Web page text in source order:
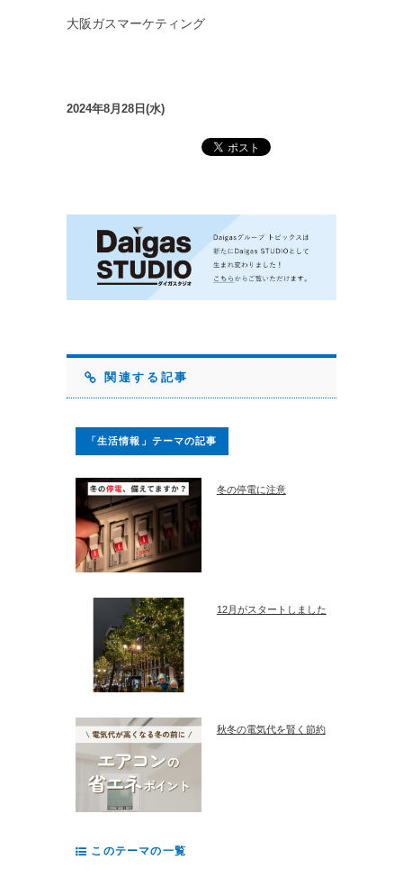
大阪ガスマーケティング
2024年8月28日(水)
関連する記事
「生活情報」テーマの記事
冬の停電に注意
12月がスタートしました
秋冬の電気代を賢く節約
このテーマの一覧